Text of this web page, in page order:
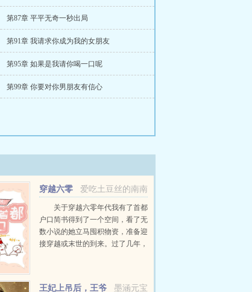
第87章 平平无奇一秒出局
第91章 我请求你成为我的女朋友
第95章 如果是我请你喝一口呢
第99章 你要对你男朋友有信心
爱吃土豆丝的南南
穿越六零
年代：我有了首都户口
关于穿越六零年代我有了首都
户口简书得到了一个空间，看了无
数小说的她立马囤积物资，准备迎
接穿越或末世的到来。过了几年，
墨涵元宝
王妃上吊后，王爷